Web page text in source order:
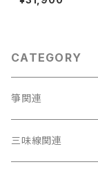
CATEGORY
箏関連
箏（本体）
三味線関連